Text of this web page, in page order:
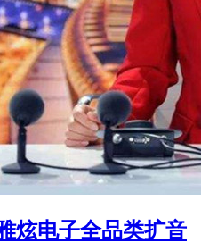
炫电子全品类扩音